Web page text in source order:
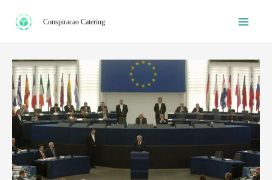
para
conteúdo
Conspiracao Catering